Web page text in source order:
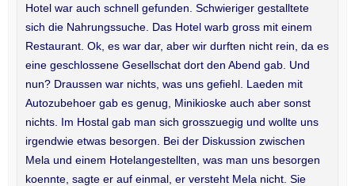
Hotel war auch schnell gefunden. Schwieriger gestalltete
sich die Nahrungssuche. Das Hotel warb gross mit einem
Restaurant. Ok, es war dar, aber wir durften nicht rein, da es
eine geschlossene Gesellschat dort den Abend gab. Und
nun? Draussen war nichts, was uns gefiehl. Laeden mit
Autozubehoer gab es genug, Minikioske auch aber sonst
nichts. Im Hostal gab man sich grosszuegig und wollte uns
irgendwie etwas besorgen. Bei der Diskussion zwischen
Mela und einem Hotelangestellten, was man uns besorgen
koennte, sagte er auf einmal, er versteht Mela nicht. Sie